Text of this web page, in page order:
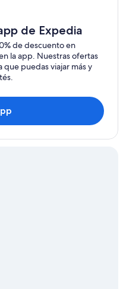
de Expedia
de descuento en
la app. Nuestras ofertas
puedas viajar más y